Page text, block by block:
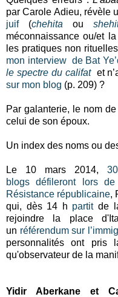
par Carole Adieu, révèle
juif(chehita ou
méconnaissance ou/et
les pratiques non
mon interview de Bat
le spectre du califatet
sur mon blog (p. 209) ?
Par galanterie, le nom
celui de son époux.
Un index des noms ou
Le 10 mars 2014,
blogs
défileront lors
Résistance républicaine,
qui, dès 14 h partitde
rejoindre la place
un référendum sur
personnalités ont pris
qu'observateur de la
Yidir Aberkane et